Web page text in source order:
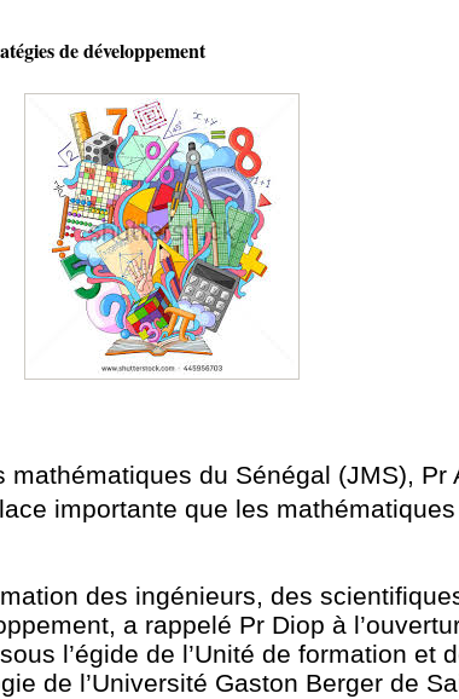
de développement
du Sénégal (JMS), Pr
importante que les
des ingénieurs, des
a rappelé Pr Diop à
l’égide de l’Unité de formation et
de l’Université Gaston Berger de